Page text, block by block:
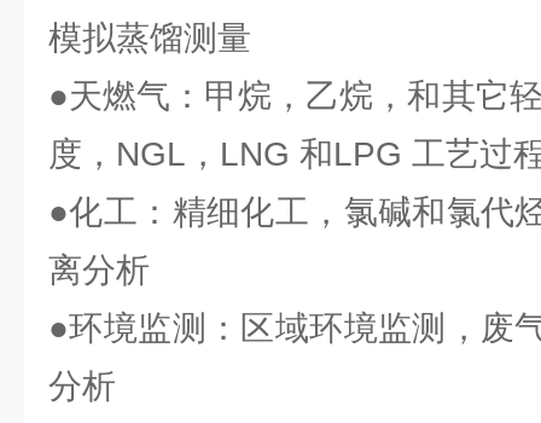
模拟蒸馏测量
●天燃气：甲烷，乙烷，和其它
度，NGL，LNG 和LPG 工艺过
●化工：精细化工，氯碱和氯代
离分析
●环境监测：区域环境监测，废
分析